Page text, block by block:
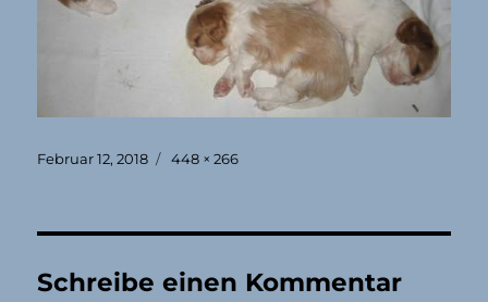
Veröffentlicht
Februar 12, 2018 Originalgröße
448 × 266
Schreibe einen Kommentar